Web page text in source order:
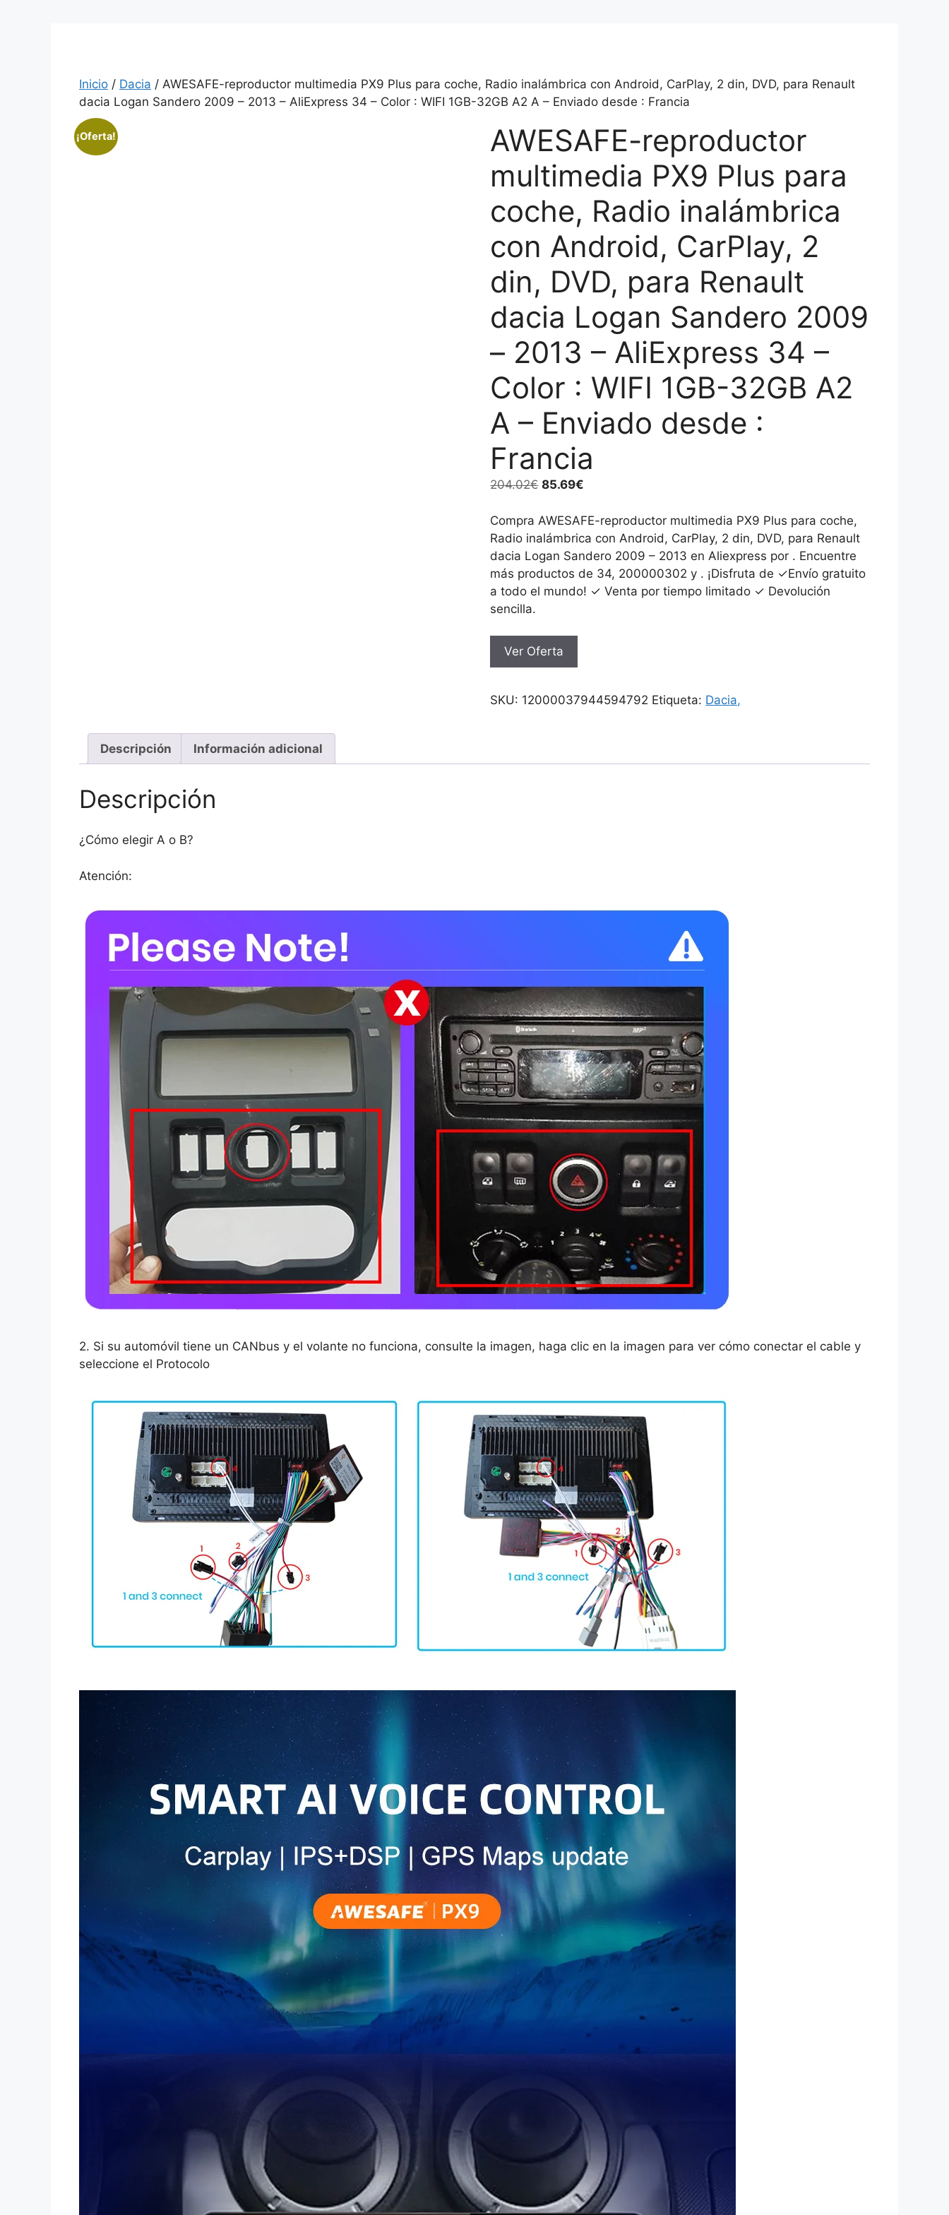
Inicio / Dacia / AWESAFE-reproductor multimedia PX9 Plus para coche, Radio inalámbrica con Android, CarPlay, 2 din, DVD, para Renault
dacia Logan Sandero 2009 – 2013 – AliExpress 34 – Color : WIFI 1GB-32GB A2 A – Enviado desde : Francia
¡Oferta!
AWESAFE-reproductor
multimedia PX9 Plus para
coche, Radio inalámbrica
con Android, CarPlay, 2
din, DVD, para Renault
dacia Logan Sandero 2009
– 2013 – AliExpress 34 –
Color : WIFI 1GB-32GB A2
A – Enviado desde :
Francia
204.02€ El
original
era:
204.02€.
85.69€
actual
es:
85.69€.
Compra AWESAFE-reproductor multimedia PX9 Plus para coche,
Radio inalámbrica con Android, CarPlay, 2 din, DVD, para Renault
dacia Logan Sandero 2009 – 2013 en Aliexpress por . Encuentre
más productos de 34, 200000302 y . ¡Disfruta de ✓Envío gratuito
a todo el mundo! ✓ Venta por tiempo limitado ✓ Devolución
sencilla.
Ver Oferta
SKU: 12000037944594792 Etiqueta: Dacia,
Descripción Información adicional
Descripción
¿Cómo elegir A o B?
Atención:
2. Si su automóvil tiene un CANbus y el volante no funciona, consulte la imagen, haga clic en la imagen para ver cómo conectar el cable y
seleccione el Protocolo